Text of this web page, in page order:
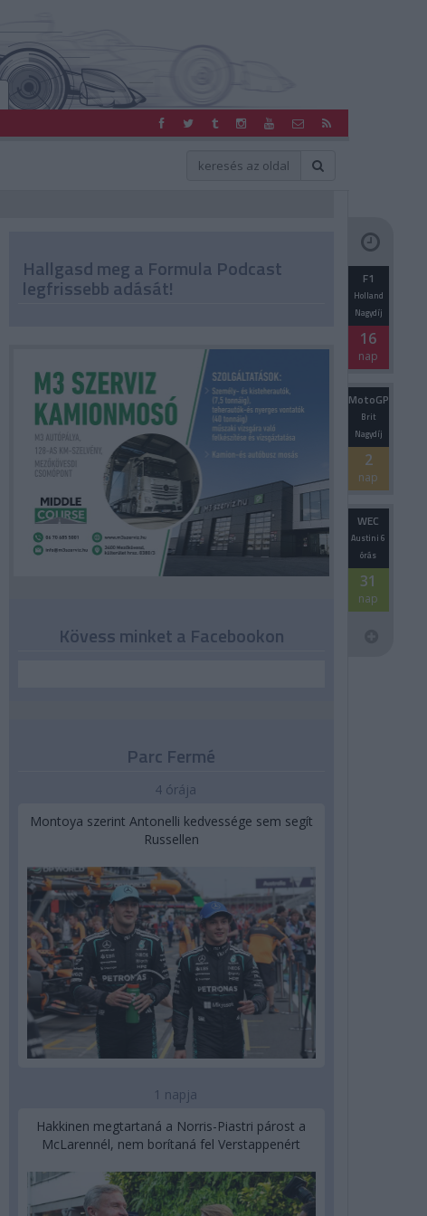
Hallgasd meg a Formula Podcast
legfrissebb adását! F1
Holland
Nagydíj
16
nap
MotoGP
Brit
Nagydíj
2
nap
WEC
Austini 6
órás
31
nap
Kövess minket a Facebookon
Parc Fermé
4 órája
Montoya szerint Antonelli kedvessége sem segít
Russellen
1 napja
Hakkinen megtartaná a Norris-Piastri párost a
McLarennél, nem borítaná fel Verstappenért